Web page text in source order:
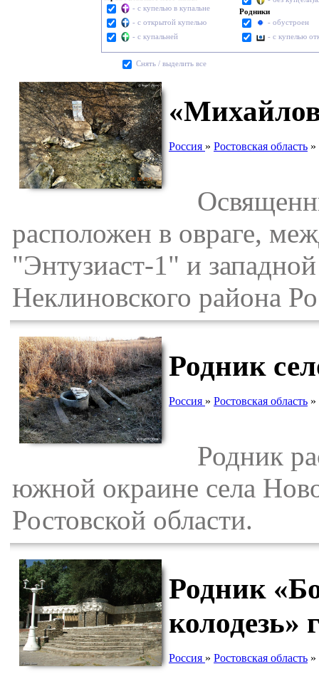
- с купелью в купальне
- с открытой купелью
- с купальней
Родники
- обустроен
- с купелью
Cнять / выделить все
Россия » Ростовская область »
расположен в овраге,
"Энтузиаст-1" и
Неклиновского района
Родник
Россия » Ростовская область »
Родник
южной окраине села
Ростовской области.
Родник
колодезь»
Россия » Ростовская область »